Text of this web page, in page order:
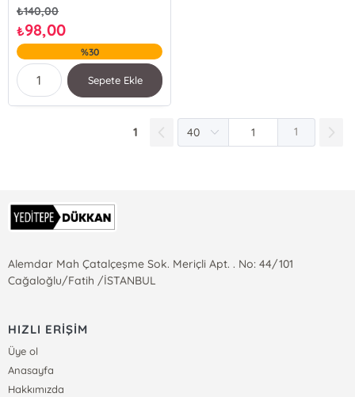
₺140,00
₺98,00
%30
Sepete Ekle
1 1
Alemdar Mah Çatalçeşme Sok. Meriçli Apt. . No: 44/101
Cağaloğlu/Fatih /İSTANBUL
HIZLI ERİŞİM
Üye ol
Anasayfa
Hakkımızda